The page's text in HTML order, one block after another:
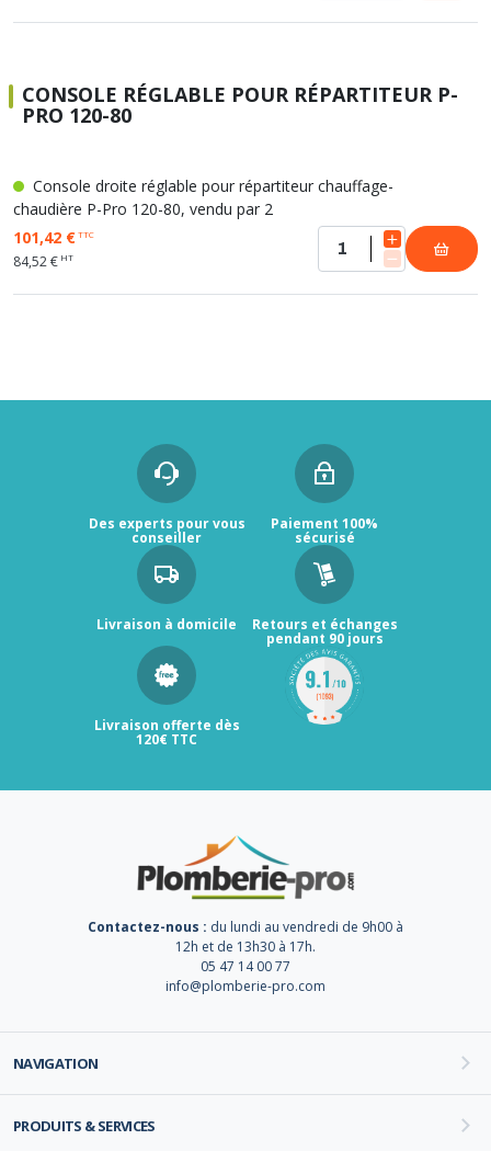
CONSOLE RÉGLABLE POUR RÉPARTITEUR P-
PRO 120-80
Console droite réglable pour répartiteur chauffage-
chaudière P-Pro 120-80, vendu par 2
101,42 €TTC
84,52 € HT
Des experts pour vous
conseiller
Paiement 100%
sécurisé
Livraison à domicile Retours et échanges
pendant 90 jours
Livraison offerte dès
120€ TTC
Contactez-nous : du lundi au vendredi de 9h00 à
12h et de 13h30 à 17h.
05 47 14 00 77
info@plomberie-pro.com
NAVIGATION
PRODUITS & SERVICES